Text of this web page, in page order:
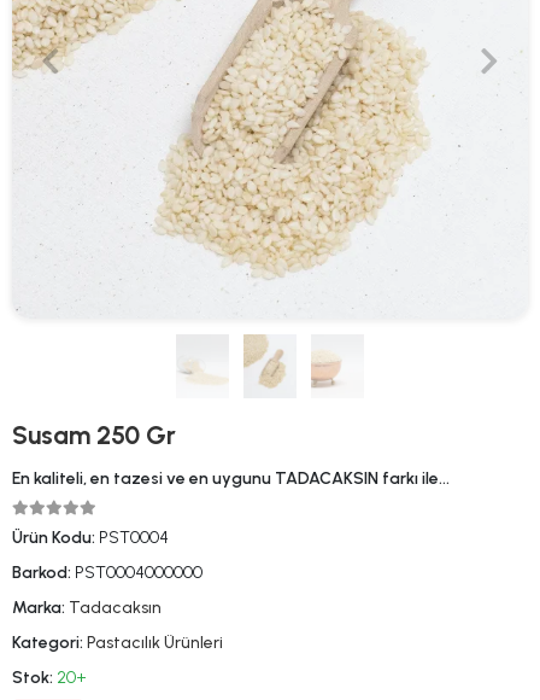
Susam 250 Gr
En kaliteli, en tazesi ve en uygunu TADACAKSIN farkı ile…
Ürün Kodu: PST0004
Barkod: PST0004000000
Marka: Tadacaksın
Kategori: Pastacılık Ürünleri
Stok: 20+